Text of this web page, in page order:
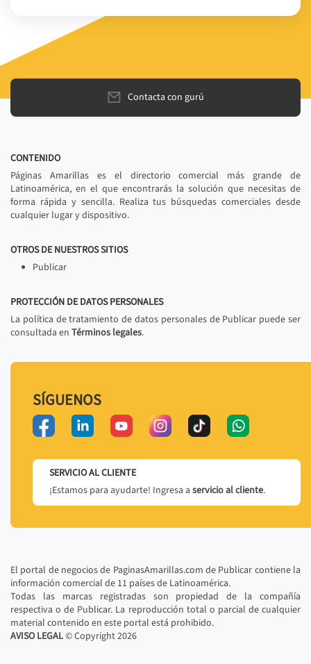
Contacta con gurú
CONTENIDO
Páginas Amarillas es el directorio comercial más grande de
Latinoamérica, en el que encontrarás la solución que necesitas de
forma rápida y sencilla. Realiza tus búsquedas comerciales desde
cualquier lugar y dispositivo.
OTROS DE NUESTROS SITIOS
Publicar
PROTECCIÓN DE DATOS PERSONALES
La política de tratamiento de datos personales de Publicar puede ser
consultada en Términos legales.
SÍGUENOS
SERVICIO AL CLIENTE
¡Estamos para ayudarte! Ingresa a servicio al cliente.
El portal de negocios de PaginasAmarillas.com de Publicar contiene la
información comercial de 11 países de Latinoamérica.
Todas las marcas registradas son propiedad de la compañía
respectiva o de Publicar. La reproducción total o parcial de cualquier
material contenido en este portal está prohibido.
AVISO LEGAL© Copyright2026